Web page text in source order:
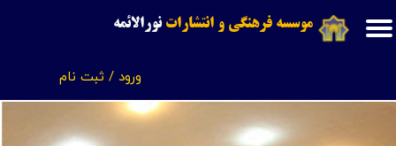
موسسه فرهنگی و انتشاراتنورالائمه
ورود / ثبت نام
حساب کاربری من